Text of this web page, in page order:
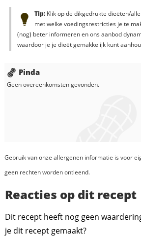
Tip:Klik op de dikgedrukte dieëten/
met welke voedingsrestricties je te
(nog) beter informeren en ons aanbod
waardoor je je dieët gemakkelijk kunt
Pinda
Geen overeenkomsten gevonden.
Gebruik van onze allergenen informatie is voor
geen rechten worden ontleend.
Reacties op dit recept
Dit recept heeft nog geen
je dit recept gemaakt?